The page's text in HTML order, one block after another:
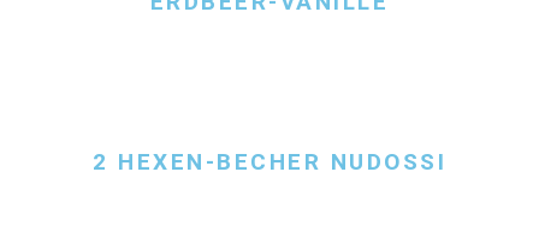
2 HEXEN-BECHER NUDOSSI